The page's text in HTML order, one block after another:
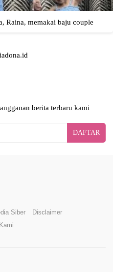
berita terbaru kami
DAFTAR
Siber
Disclaimer